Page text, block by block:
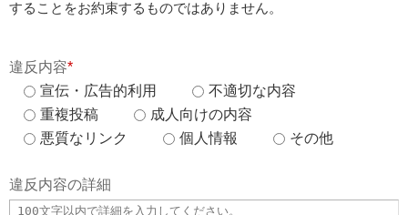
することをお約束するものではありません。
違反内容*
宣伝・広告的利用
不適切な内容
重複投稿
成人向けの内容
悪質なリンク
個人情報 その他
違反内容の詳細